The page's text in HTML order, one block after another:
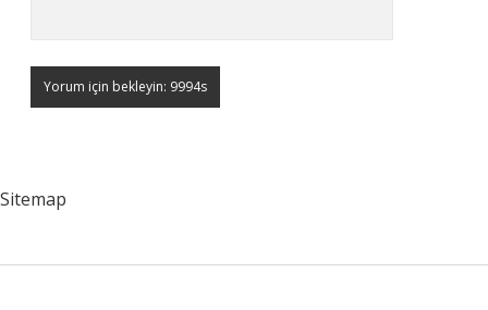
Sitemap